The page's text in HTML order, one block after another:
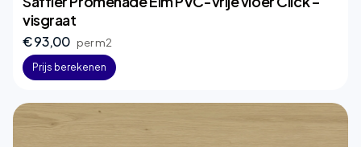
visgraat
€ 93,00 per m2
Prijs berekenen